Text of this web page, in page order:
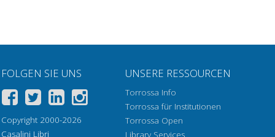
FOLGEN SIE UNS
Copyright 2000-2026
Casalini Libri
UNSERE RESSOURCEN
Torrossa Info
Torrossa für Institutionen
Torrossa Open
Library Services